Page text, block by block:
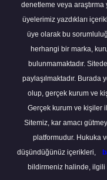
denetleme veya
üyelerimiz yazdıkları
üye olarak bu
herhangi bir marka,
bulunmamaktadır.
paylaşılmaktadır. Burada
olup, gerçek kurum ve
Gerçek kurum ve kişiler
Sitemiz, kar amacı
platformudur. Hukuka
düşündüğünüz içerikleri,
bildirmeniz halinde,